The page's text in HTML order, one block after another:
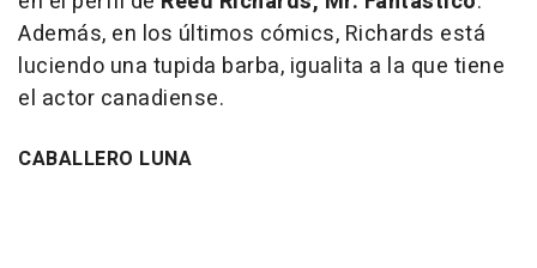
Además, en los últimos cómics, Richards está
luciendo una tupida barba, igualita a la que tiene
el actor canadiense.
CABALLERO LUNA